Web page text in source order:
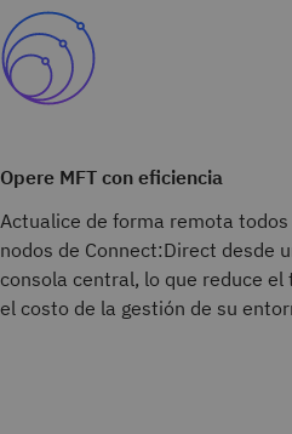
Opere MFT con eficiencia
Actualice de forma remota todos
nodos de Connect:Direct desde
consola central, lo que reduce el
el costo de la gestión de su